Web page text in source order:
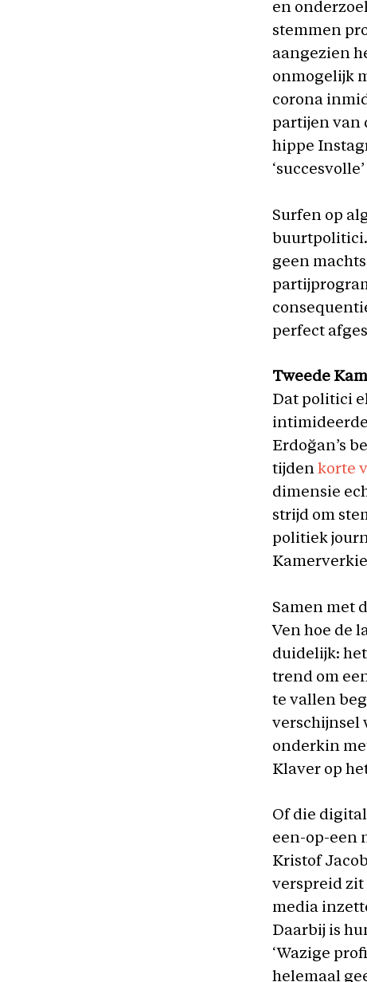
en
stemmen
aangezien
onmogelijk
corona
partijen van
hippe
Surfen op
geen
perfect
Tweede
Dat politici
Erdoğan’s
tijden korte
dimensie
strijd om
politiek
Samen met
Ven hoe de
duidelijk: het
trend om
te vallen
verschijnsel
onderkin
Klaver op
Of die
een-op-een
Kristof
verspreid zit
media
Daarbij is
‘Wazige
helemaal